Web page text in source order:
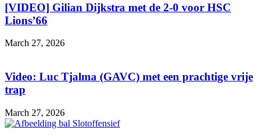
[VIDEO] Gilian Dijkstra met de 2-0 voor HSC
Lions’66
March 27, 2026
Video: Luc Tjalma (GAVC) met een prachtige vrije
trap
March 27, 2026